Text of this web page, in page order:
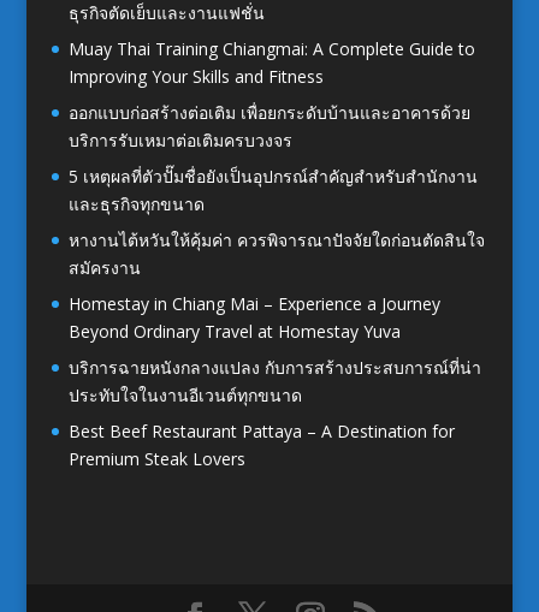
ธุรกิจตัดเย็บและงานแฟชั่น
Muay Thai Training Chiangmai: A Complete Guide to
Improving Your Skills and Fitness
ออกแบบก่อสร้างต่อเติม เพื่อยกระดับบ้านและอาคารด้วย
บริการรับเหมาต่อเติมครบวงจร
5 เหตุผลที่ตัวปั๊มชื่อยังเป็นอุปกรณ์สำคัญสำหรับสำนักงาน
และธุรกิจทุกขนาด
หางานไต้หวันให้คุ้มค่า ควรพิจารณาปัจจัยใดก่อนตัดสินใจ
สมัครงาน
Homestay in Chiang Mai – Experience a Journey
Beyond Ordinary Travel at Homestay Yuva
บริการฉายหนังกลางแปลง กับการสร้างประสบการณ์ที่น่า
ประทับใจในงานอีเวนต์ทุกขนาด
Best Beef Restaurant Pattaya – A Destination for
Premium Steak Lovers